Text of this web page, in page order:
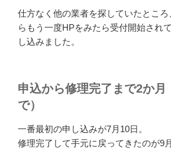
仕方なく他の業者を探していたとこ
らもう一度HPをみたら受付開始され
し込みました。
申込から修理完了まで2か月
で）
一番最初の申し込みが7月10日。
修理完了して手元に戻ってきたのが9